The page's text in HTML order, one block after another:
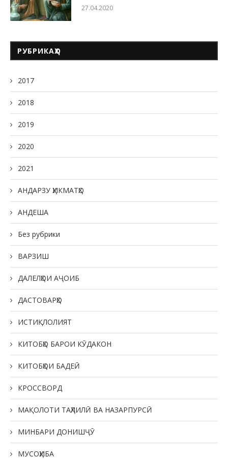
27.04.2020
РУБРИКАҲО
2017
2018
2019
2020
2021
АНДАРЗУ ҲИКМАТҲО
АНДЕША
Без рубрики
ВАРЗИШ
ДАЛЕЛҲОИ АҶОИБ
ДАСТОВАРҲО
ИСТИҚЛОЛИЯТ
КИТОБҲО БАРОИ КӮДАКОН
КИТОБҲОИ БАДЕӢ
КРОССВОРД
МАҚОЛОТИ ТАҲЛИЛӢ ВА НАЗАРПУРСӢ
МИНБАРИ ДОНИШҶӮ
МУСОҲИБА